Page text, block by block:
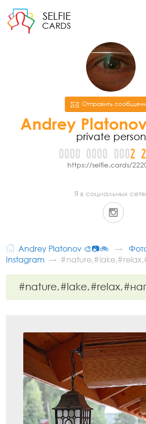
SELFIE
CARDS
Отправить
Andrey
private person
0000 0000 0002 2
https://selfie.cards/
Я в социальных
Andrey Platonov 🎨📷🚲
Instagram